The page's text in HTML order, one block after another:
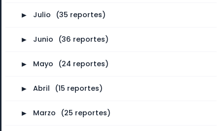
► Julio (35 reportes)
► Junio (36 reportes)
► Mayo (24 reportes)
► Abril (15 reportes)
► Marzo (25 reportes)